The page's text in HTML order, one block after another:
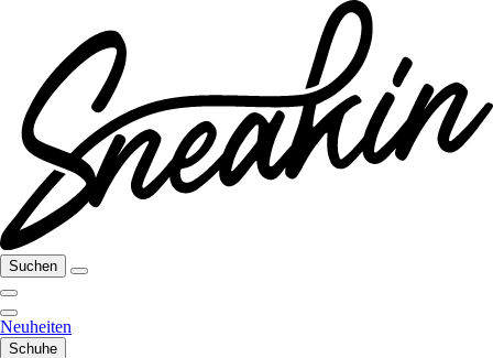
Suchen
Neuheiten
Schuhe